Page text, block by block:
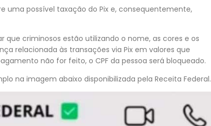
uma possível taxação do Pix e, consequentemente,
que criminosos estão utilizando o nome, as cores e os
relacionada às transações via Pix em valores que
não for feito, o CPF da pessoa será bloqueado.
na imagem abaixo disponibilizada pela Receita Federal.